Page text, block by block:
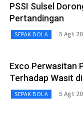
PSSI Sulsel
Pertandingan
SEPAK BOLA 5 Agt
Exco Perwasitan
Terhadap Wasit
SEPAK BOLA 5 Agt